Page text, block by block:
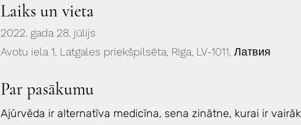
Laiks un vieta
2022. gada 28. jūlijs
Avotu iela 1, Latgales priekšpilsēta, Rīga, LV-1011, Латвия
Par pasākumu
Ajūrvēda ir alternatīva medicīna, sena zinātne, kurai ir